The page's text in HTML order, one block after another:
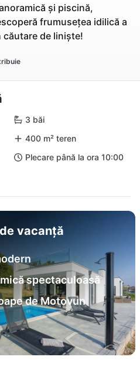
și piscină,
frumusețea idilică a
căutare de liniște!
3 băi
400 m² teren
Plecare până la ora 10:00
vacanță
spectaculoasă
de Motovun